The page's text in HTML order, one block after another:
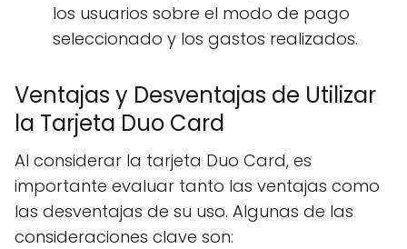
los usuarios sobre el modo de pago
seleccionado y los gastos realizados.
Ventajas y Desventajas de Utilizar
la Tarjeta Duo Card
Al considerar la tarjeta Duo Card, es
importante evaluar tanto las ventajas como
las desventajas de su uso. Algunas de las
consideraciones clave son: